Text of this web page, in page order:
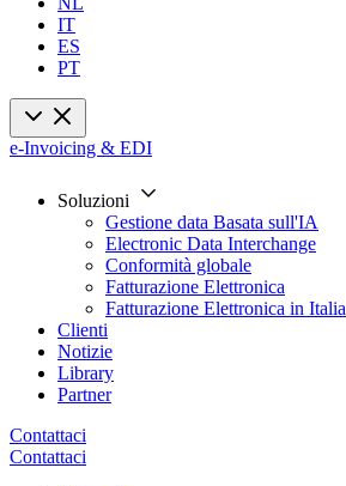
IT
ES
PT
e-Invoicing & EDI
Soluzioni
Gestione data Basata sull'IA
Electronic Data Interchange
Conformità globale
Fatturazione Elettronica
Fatturazione Elettronica in Italia
Clienti
Notizie
Library
Partner
Contattaci
Contattaci